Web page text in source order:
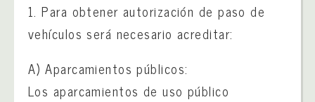
1. Para obtener autorización de paso de
vehículos será necesario acreditar:
A) Aparcamientos públicos:
Los aparcamientos de uso público